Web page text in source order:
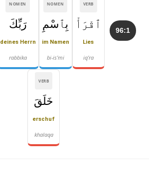
96:1
VERB
ٱقْرَأْ
Lies
iq'ra
NOMEN
بِٱسْمِ
im Namen
bi-is'mi
NOMEN
رَبِّكَ
deines Herrn
rabbika
VERB
خَلَقَ
erschuf
khalaqa